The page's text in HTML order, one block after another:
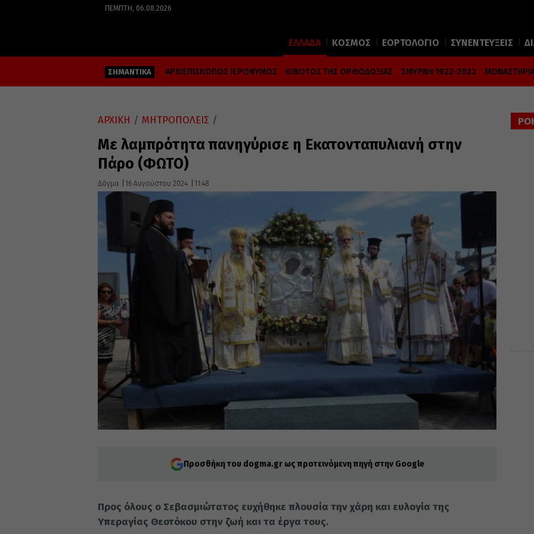
ΠΈΜΠΤΗ, 06.08.2026
ΕΛΛΑΔΑ ΚΟΣΜΟΣ ΕΟΡΤΟΛΟΓΙΟ ΣΥΝΕΝΤΕΥΞΕΙΣ
ΣΗΜΑΝΤΙΚΑ ΑΡΧΙΕΠΙΣΚΟΠΟΣ ΙΕΡΩΝΥΜΟΣ ΚΙΒΩΤΟΣ ΤΗΣ ΟΡΘΟΔΟΞΙΑΣ ΣΜΥΡΝΗ 1922-2022
ΑΡΧΙΚΗ / ΜΗΤΡΟΠΟΛΕΙΣ /
Με λαμπρότητα πανηγύρισε η Εκατονταπυλιανή στην
Πάρο (ΦΩΤΟ)
Δόγμα 16 Αυγούστου 2024 11:48
Προσθήκη του dogma.gr ως προτεινόμενη πηγή στην Google
Προς όλους ο Σεβασμιώτατος ευχήθηκε πλουσία την χάρη και ευλογία της
Υπεραγίας Θεοτόκου στην ζωή και τα έργα τους.